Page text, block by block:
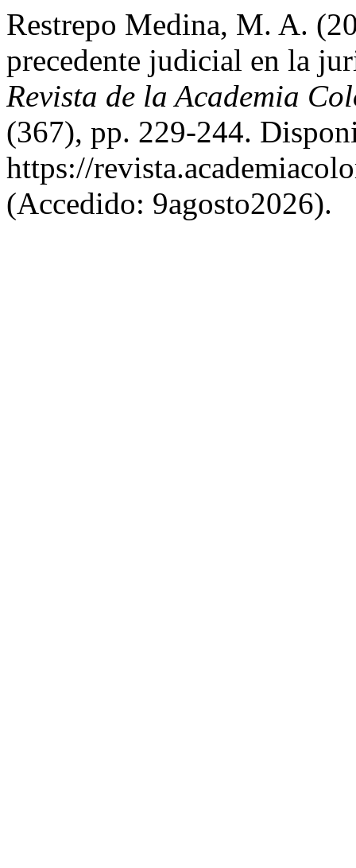
Restrepo Medina, M. A.
precedente judicial en la
Revista de la Academia
(367), pp. 229-244.
https://
(Accedido: 9agosto2026).